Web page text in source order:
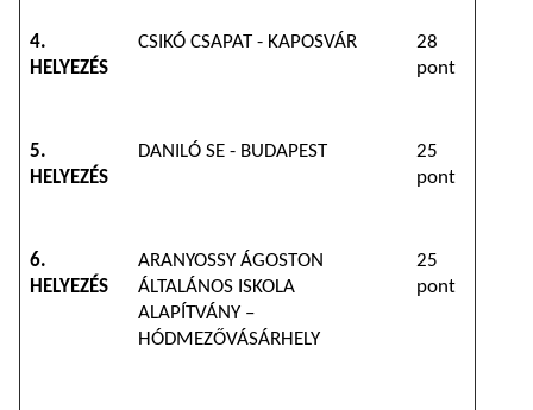
4.
HELYEZÉS
CSIKÓ CSAPAT - KAPOSVÁR
28
pont
5.
HELYEZÉS
DANILÓ SE - BUDAPEST
25
pont
6.
HELYEZÉS
ARANYOSSY ÁGOSTON
ÁLTALÁNOS ISKOLA
ALAPÍTVÁNY –
HÓDMEZŐVÁSÁRHELY
25
pont